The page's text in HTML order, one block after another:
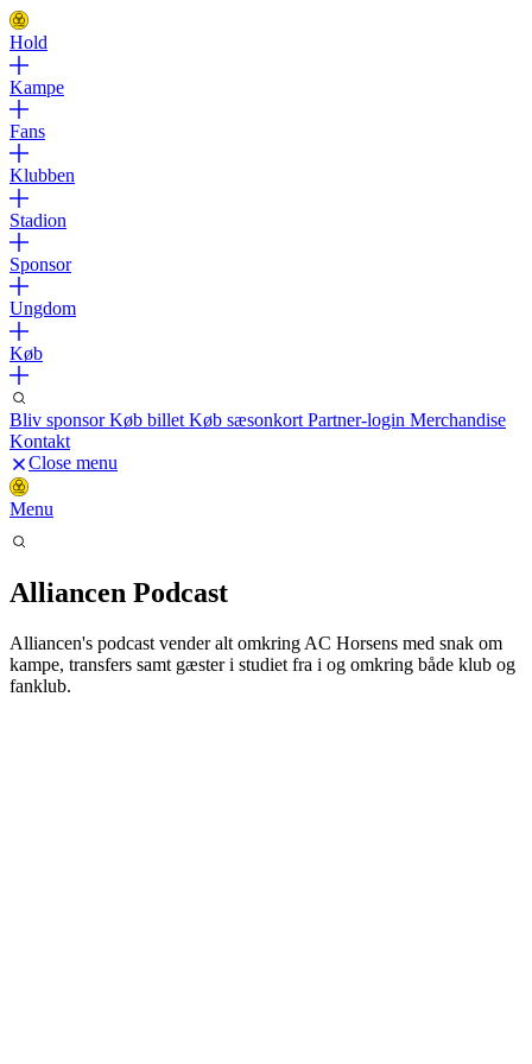
Hold
Kampe
Fans
Klubben
Stadion
Sponsor
Ungdom
Køb
Bliv sponsorKøb billet Køb sæsonkort Partner-login Merchandise
Kontakt
Close menu
Menu
Alliancen Podcast
Alliancen's podcast vender alt omkring AC Horsens med snak om
kampe, transfers samt gæster i studiet fra i og omkring både klub og
fanklub.